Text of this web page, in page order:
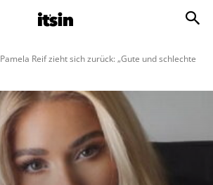
Pamela Reif zieht sich zurück: „Gute und schlechte